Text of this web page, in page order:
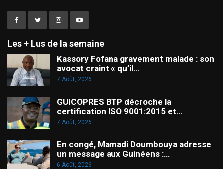
Les + Lus de la semaine
Kassory Fofana gravement malade : son
avocat craint « qu’il…
7 Août, 2026
GUICOPRES BTP décroche la
certification ISO 9001:2015 et…
7 Août, 2026
En congé, Mamadi Doumbouya adresse
un message aux Guinéens :…
6 Août, 2026